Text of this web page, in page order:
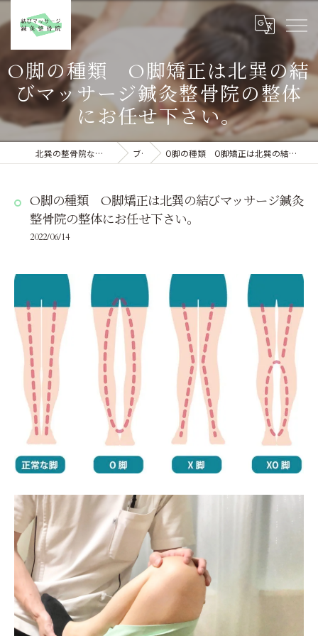
O脚の種類 O脚矯正は北巽の結
びマッサージ鍼灸整骨院の整体
にお任せ下さい。
北巽の整骨院なら結びマッサージ鍼灸整骨院 ブログ O脚の種類 O脚矯正は北巽の結びマッサージ鍼灸整骨院の整体にお任せ下さい。
O脚の種類 O脚矯正は北巽の結びマッサージ鍼灸
整骨院の整体にお任せ下さい。
2022/06/14